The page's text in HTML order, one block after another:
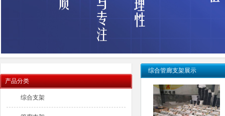
综合管廊支架展示
产品分类
综合支架